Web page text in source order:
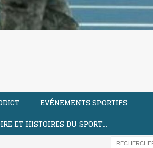
EVÉNEMENTS SPORTIFS
ET HISTOIRES DU SPORT…